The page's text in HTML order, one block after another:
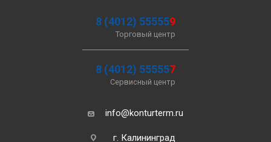
8 (4012) 555559
Торговый центр
8 (4012) 555557
Сервисный центр
info@konturterm.ru
г. Калининград